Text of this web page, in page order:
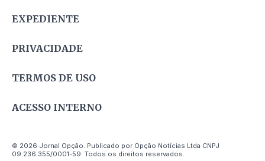
EXPEDIENTE
PRIVACIDADE
TERMOS DE USO
ACESSO INTERNO
© 2026 Jornal Opção. Publicado por Opção Notícias Ltda CNPJ
09.236.355/0001-59. Todos os direitos reservados.